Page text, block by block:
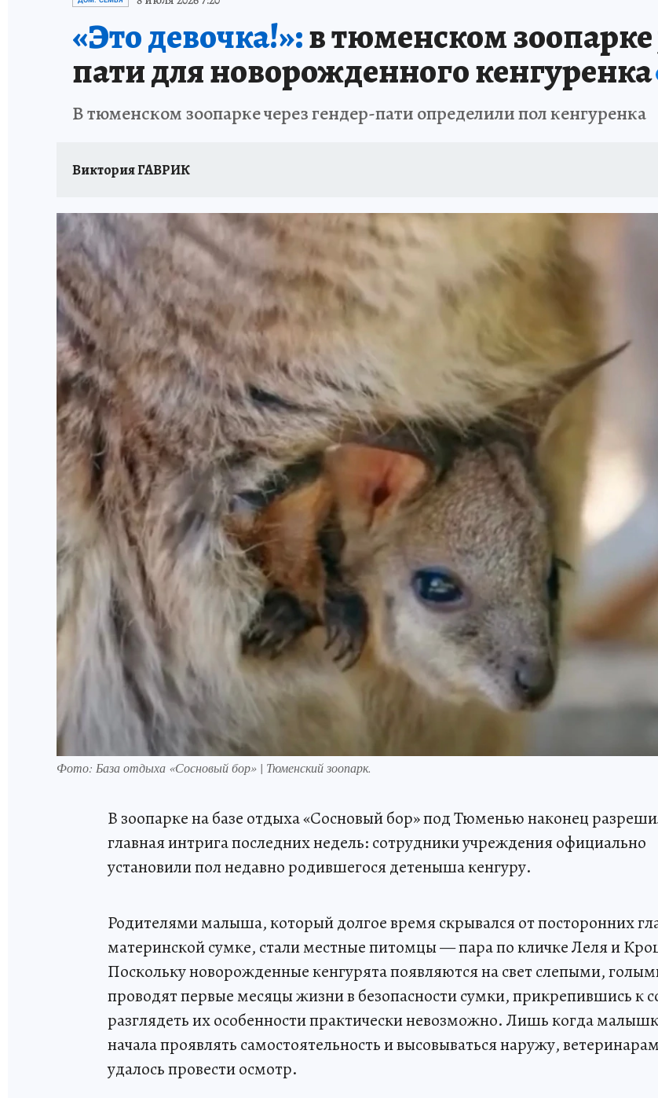
«Это девочка!»:в тюменском
пати для новорожденного кенгуренка
В тюменском зоопарке через гендер-пати определили пол кенгуренка
Виктория ГАВРИК
Фото: База отдыха «Сосновый бор» | Тюменский зоопарк.
В зоопарке на базе отдыха «Сосновый бор» под Тюменью наконец
главная интрига последних недель: сотрудники учреждения официально
установили пол недавно родившегося детеныша кенгуру.
Родителями малыша, который долгое время скрывался от посторонних
материнской сумке, стали местные питомцы — пара по кличке Леля и
Поскольку новорожденные кенгурята появляются на свет слепыми,
проводят первые месяцы жизни в безопасности сумки, прикрепившись к
разглядеть их особенности практически невозможно. Лишь когда
начала проявлять самостоятельность и высовываться наружу, ветеринарам
удалось провести осмотр.